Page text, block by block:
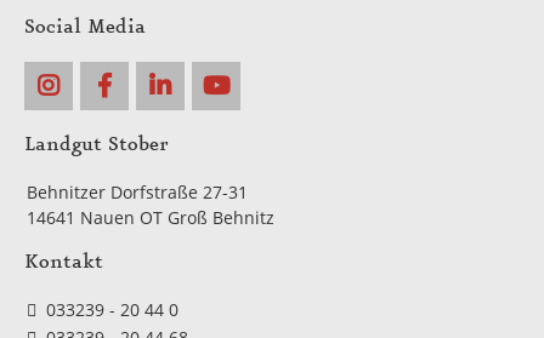
Social Media
Landgut Stober
Behnitzer Dorfstraße 27-31
14641 Nauen OT Groß Behnitz
Kontakt
033239 - 20 44 0